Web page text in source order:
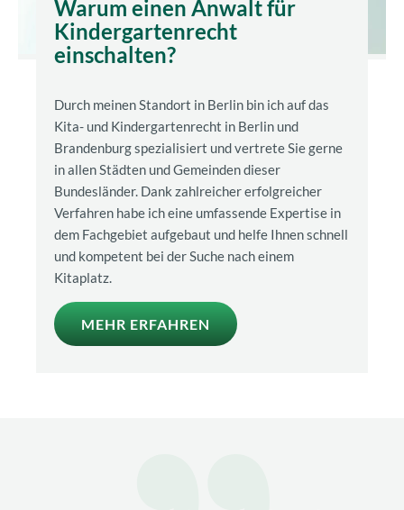
Warum einen Anwalt für
Kindergartenrecht
einschalten?
Durch meinen Standort in Berlin bin ich auf das
Kita- und Kindergartenrecht in Berlin und
Brandenburg spezialisiert und vertrete Sie gerne
in allen Städten und Gemeinden dieser
Bundesländer. Dank zahlreicher erfolgreicher
Verfahren habe ich eine umfassende Expertise in
dem Fachgebiet aufgebaut und helfe Ihnen schnell
und kompetent bei der Suche nach einem
Kitaplatz.
MEHR ERFAHREN